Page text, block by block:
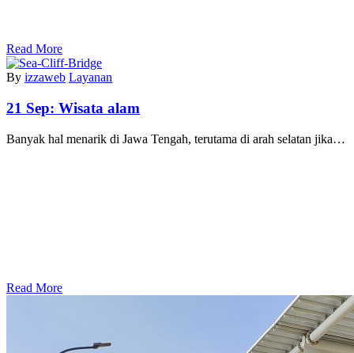
Read More
By izzaweb Layanan
21 Sep: Wisata alam
Banyak hal menarik di Jawa Tengah, terutama di arah selatan jika…
Read More